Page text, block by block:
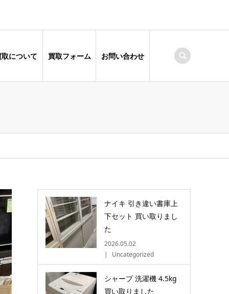
取について 買取フォーム お問い合わせ
ナイキ 引き違い書庫上
下セット 買い取りまし
た
2026.05.02
Uncategorized
シャープ 洗濯機 4.5kg
買い取りました